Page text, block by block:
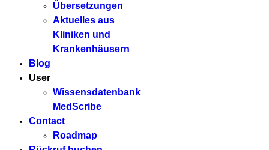
Übersetzungen
Aktuelles aus
Kliniken und
Krankenhäusern
Blog
User
Wissensdatenbank
MedScribe
Contact
Roadmap